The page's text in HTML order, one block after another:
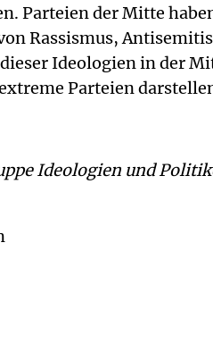
Parteien der Mitte
Rassismus,
Ideologien in der
Parteien
Ideologien und